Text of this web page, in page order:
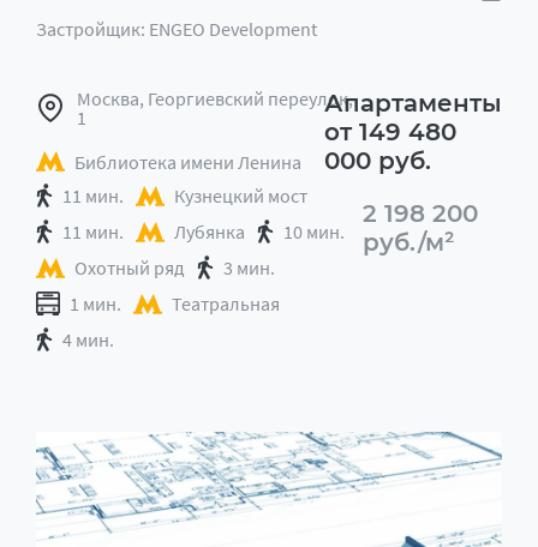
Застройщик: ENGEO Development
Москва, Георгиевский переулок,
1
Библиотека имени Ленина
11 мин.
Кузнецкий мост
11 мин.
Лубянка
10 мин.
Охотный ряд
3 мин.
1 мин.
Театральная
4 мин.
Апартаменты
от 149 480
000 руб.
2 198 200
руб./м²